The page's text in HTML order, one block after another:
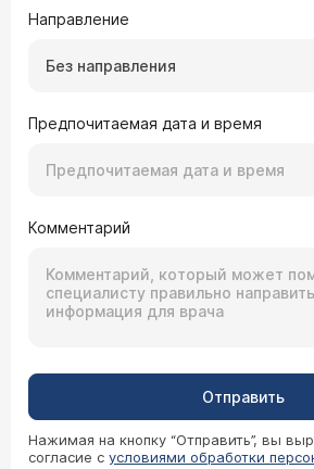
Направление
Без направления
Предпочитаемая дата и время
Комментарий
Отправить
Нажимая на кнопку “Отправить”, вы
согласие с условиями обработки